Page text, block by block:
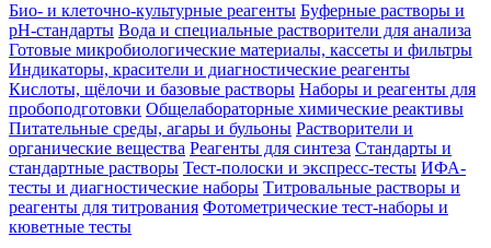
Био- и клеточно-культурные реагенты Буферные растворы и
pH-стандарты Вода и специальные растворители для анализа
Готовые микробиологические материалы, кассеты и фильтры
Индикаторы, красители и диагностические реагенты
Кислоты, щёлочи и базовые растворы Наборы и реагенты для
пробоподготовки Общелабораторные химические реактивы
Питательные среды, агары и бульоны Растворители и
органические вещества Реагенты для синтеза Стандарты и
стандартные растворы Тест-полоски и экспресс-тесты ИФА-
тесты и диагностические наборы Титровальные растворы и
реагенты для титрования Фотометрические тест-наборы и
кюветные тесты